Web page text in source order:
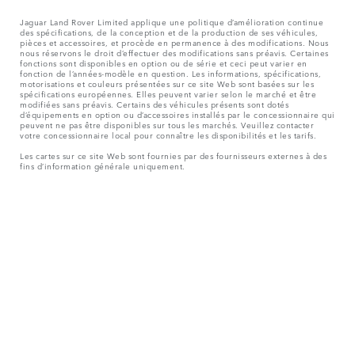
Jaguar Land Rover Limited applique une politique d’amélioration continue
des spécifications, de la conception et de la production de ses véhicules,
pièces et accessoires, et procède en permanence à des modifications. Nous
nous réservons le droit d’effectuer des modifications sans préavis. Certaines
fonctions sont disponibles en option ou de série et ceci peut varier en
fonction de l’années-modèle en question. Les informations, spécifications,
motorisations et couleurs présentées sur ce site Web sont basées sur les
spécifications européennes. Elles peuvent varier selon le marché et être
modifiées sans préavis. Certains des véhicules présents sont dotés
d’équipements en option ou d’accessoires installés par le concessionnaire qui
peuvent ne pas être disponibles sur tous les marchés. Veuillez contacter
votre concessionnaire local pour connaître les disponibilités et les tarifs.
Les cartes sur ce site Web sont fournies par des fournisseurs externes à des
fins d’information générale uniquement.